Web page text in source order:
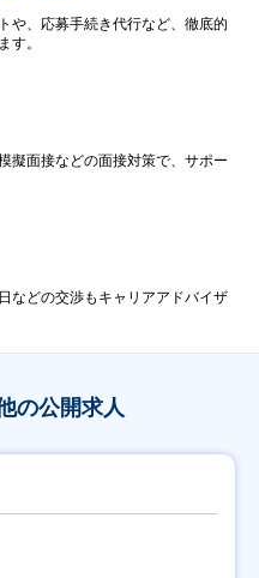
や、応募手続き代行など、徹底的
す。
擬面接などの面接対策で、サポー
などの交渉もキャリアアドバイザ
の公開求人